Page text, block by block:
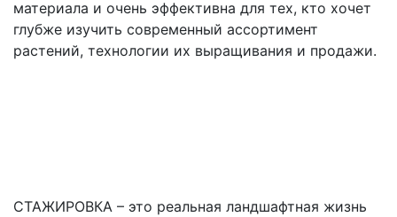
материала и очень эффективна для тех, кто хочет
глубже изучить современный ассортимент
растений, технологии их выращивания и продажи.
СТАЖИРОВКА – это реальная ландшафтная жизнь